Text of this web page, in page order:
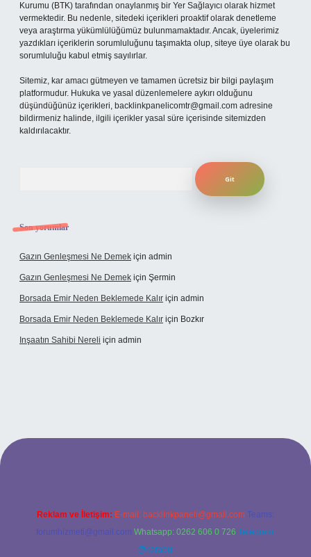
Kurumu (BTK) tarafından onaylanmış bir Yer Sağlayıcı olarak hizmet
vermektedir. Bu nedenle, sitedeki içerikleri proaktif olarak denetleme
veya araştırma yükümlülüğümüz bulunmamaktadır. Ancak, üyelerimiz
yazdıkları içeriklerin sorumluluğunu taşımakta olup, siteye üye olarak bu
sorumluluğu kabul etmiş sayılırlar.
Sitemiz, kar amacı gütmeyen ve tamamen ücretsiz bir bilgi paylaşım
platformudur. Hukuka ve yasal düzenlemelere aykırı olduğunu
düşündüğünüz içerikleri, backlinkpanelicomtr@gmail.com adresine
bildirmeniz halinde, ilgili içerikler yasal süre içerisinde sitemizden
kaldırılacaktır.
Son yorumlar
Gazın Genleşmesi Ne Demek için admin
Gazın Genleşmesi Ne Demek için Şermin
Borsada Emir Neden Beklemede Kalır için admin
Borsada Emir Neden Beklemede Kalır için Bozkır
Inşaatın Sahibi Nereli için admin
Reklam ve İletişim: E-mail: backlinkpaneli@gmail.com Teams:
forumhizmeti@gmail.com Whatsapp: 0262 606 0 726 Telegram:
@karabul